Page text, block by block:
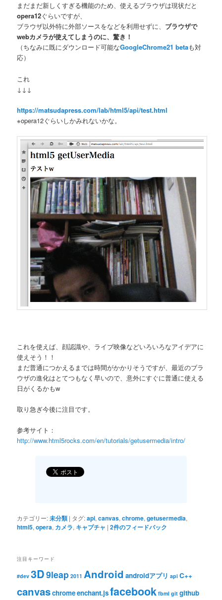
まだまだ新しくすぎる機能のため、使えるブラウザは現状だと
opera12ぐらいですが、
ブラウザ以外特に外部ソースをなどを利用せずに、 ブラウザで
webカメラが使えてしまうのに、驚き！
（ちなみに既にダウンロード可能なGoogleChrome21 betaも対
応）
これ
↓↓↓
https://matsudapress.com/lab/html5/api/test.html
※opera12ぐらいしかみれないかな。
これを使えば、顔認識や、ライブ映像などいろいろなアイデアに
使えそう！！
まだ普通につかえるまでは時間がかかりそうですが、最近のブラ
ウザの進化はとてつもなく早いので、意外にすぐに普通に使える
日がくるかもw
取り急ぎ今後に注目です。
参考サイト：
http://www.html5rocks.com/en/tutorials/getusermedia/intro/
カテゴリー:未分類 | タグ:api,canvas,chrome,getusermedia,
html5,opera, カメラ, キャプチャ |2件のフィードバック
注目キーワード
#dev 3D9leap 2011 Android androidアプリ api C++
canvaschromeenchant.jsfacebook fbml git github